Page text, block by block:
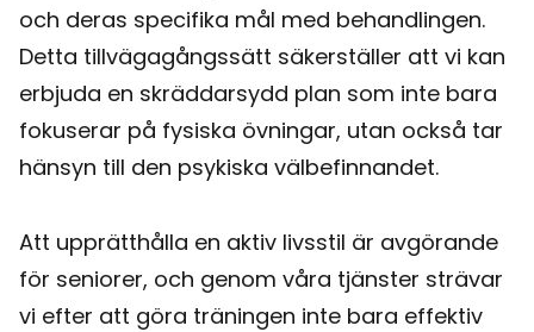
och deras specifika mål med behandlingen.
Detta tillvägagångssätt säkerställer att vi kan
erbjuda en skräddarsydd plan som inte bara
fokuserar på fysiska övningar, utan också tar
hänsyn till den psykiska välbefinnandet.
Att upprätthålla en aktiv livsstil är avgörande
för seniorer, och genom våra tjänster strävar
vi efter att göra träningen inte bara effektiv